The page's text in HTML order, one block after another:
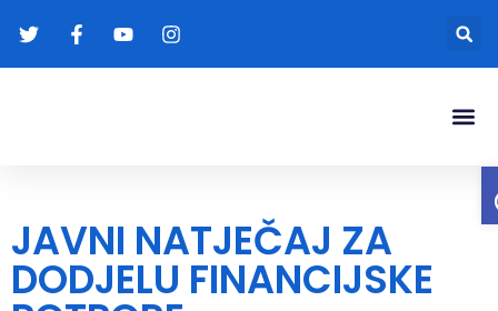
JAVNI NATJEČAJ ZA
DODJELU FINANCIJSKE